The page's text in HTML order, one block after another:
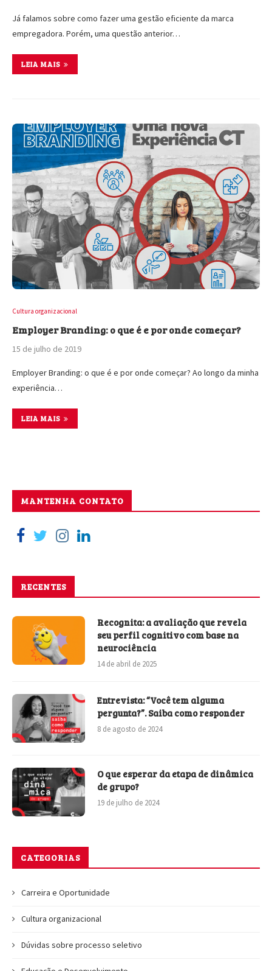
Já falamos sobre como fazer uma gestão eficiente da marca
empregadora. Porém, uma questão anterior…
LEIA MAIS
Cultura organizacional
Employer Branding: o que é e por onde começar?
15 de julho de 2019
Employer Branding: o que é e por onde começar? Ao longo da minha
experiência…
LEIA MAIS
MANTENHA CONTATO
RECENTES
Recognita: a avaliação que revela
seu perfil cognitivo com base na
neurociência
14 de abril de 2025
Entrevista: “Você tem alguma
pergunta?”. Saiba como responder
8 de agosto de 2024
O que esperar da etapa de dinâmica
de grupo?
19 de julho de 2024
CATEGORIAS
Carreira e Oportunidade
Cultura organizacional
Dúvidas sobre processo seletivo